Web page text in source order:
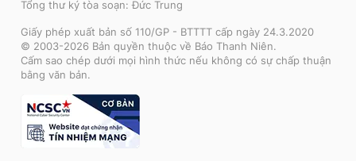
Tổng thư ký tòa soạn: Đức Trung
Giấy phép xuất bản số 110/GP - BTTTT cấp ngày 24.3.2020
© 2003-2026 Bản quyền thuộc về Báo Thanh Niên.
Cấm sao chép dưới mọi hình thức nếu không có sự chấp thuận
bằng văn bản.